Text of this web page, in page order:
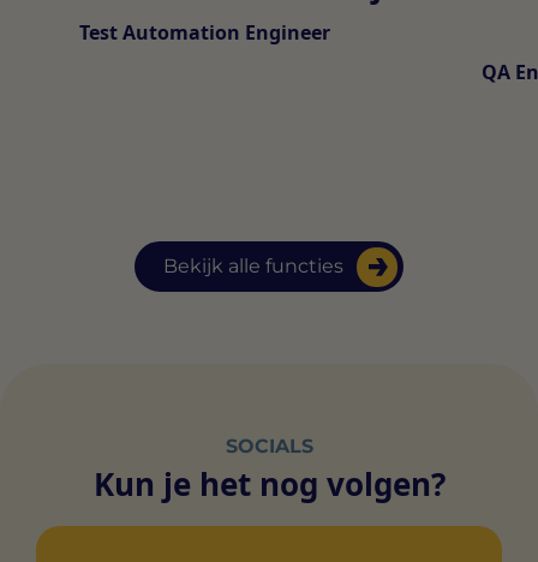
Bekijk alle functies
Test Automation Engineer
QA
SOCIALS
Kun je het nog volgen?